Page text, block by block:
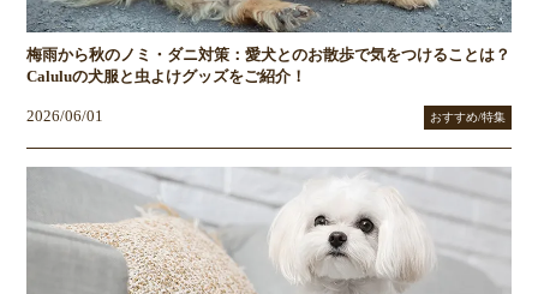
梅雨から秋のノミ・ダニ対策：愛犬とのお散歩で気をつけることは？
Caluluの犬服と虫よけグッズをご紹介！
2026/06/01 おすすめ/特集